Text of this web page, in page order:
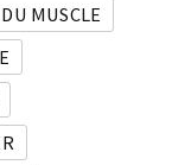
MUSCLE